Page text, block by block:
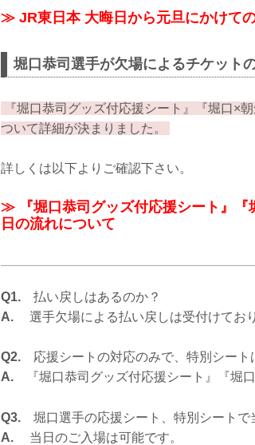
≫ JR東日本 大晦日から元旦にかけて
堀口恭司選手が欠場によるチケット
『堀口恭司グッズ付応援シート』『堀口×
ついて詳細が決まりました。
詳しくは以下よりご確認下さい。
≫ 『堀口恭司グッズ付応援シート』『
日の流れについて
Q1. 払い戻しはあるのか？
A. 選手欠場による払い戻しは受付けており
Q2. 応援シートの対応のみで、特別シート
A. 『堀口恭司グッズ付応援シート』『堀
Q3. 堀口選手の応援シート、特別シートで
A. 当日のご入場は可能です。